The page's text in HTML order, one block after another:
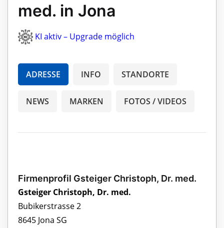
med. in Jona
KI aktiv – Upgrade möglich
ADRESSE INFO STANDORTE
NEWS MARKEN FOTOS / VIDEOS
Firmenprofil Gsteiger Christoph, Dr. med.
Gsteiger Christoph, Dr. med.
Bubikerstrasse 2
8645 Jona SG